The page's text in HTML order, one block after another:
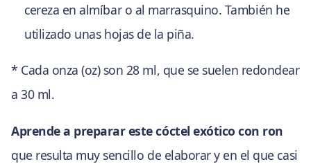
cereza en almíbar o al marrasquino. También he
utilizado unas hojas de la piña.
* Cada onza (oz) son 28 ml, que se suelen redondear
a 30 ml.
Aprende a preparar este cóctel exótico con ron
que resulta muy sencillo de elaborar y en el que casi